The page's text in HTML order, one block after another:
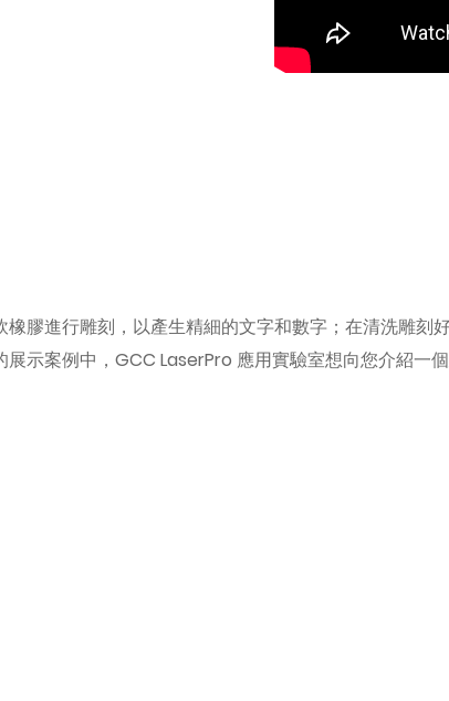
膠進行雕刻，以產生精細的文字和數字；在清洗雕
示案例中，GCC LaserPro 應用實驗室想向您介紹